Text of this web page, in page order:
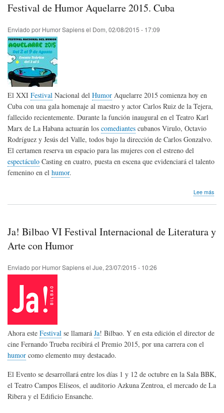
Festival de Humor Aquelarre 2015. Cuba
Enviado por Humor Sapiensel Dom, 02/08/2015 - 17:09
El XXI Festival Nacional del Humor Aquelarre 2015 comienza hoy en
Cuba con una gala homenaje al maestro y actor Carlos Ruiz de la Tejera,
fallecido recientemente. Durante la función inaugural en el Teatro Karl
Marx de La Habana actuarán los comediantes cubanos Virulo, Octavio
Rodríguez y Jesús del Valle, todos bajo la dirección de Carlos Gonzalvo.
El certamen reserva un espacio para las mujeres con el estreno del
espectáculo Casting en cuatro, puesta en escena que evidenciará el talento
femenino en el humor.
Lee más
Ja! Bilbao VI Festival Internacional de Literatura y
Arte con Humor
Enviado por Humor Sapiensel Jue, 23/07/2015 - 10:26
Ahora este Festival se llamará Ja! Bilbao. Y en esta edición el director de
cine Fernando Trueba recibirá el Premio 2015, por una carrera con el
humor como elemento muy destacado.
El Evento se desarrollará entre los días 1 y 12 de octubre en la Sala BBK,
el Teatro Campos Elíseos, el auditorio Azkuna Zentroa, el mercado de La
Ribera y el Edificio Ensanche.